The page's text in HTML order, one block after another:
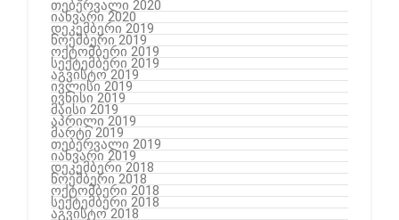
თებერვალი 2020
იანვარი 2020
დეკემბერი 2019
ნოემბერი 2019
ოქტომბერი 2019
სექტემბერი 2019
აგვისტო 2019
ივლისი 2019
ივნისი 2019
მაისი 2019
აპრილი 2019
მარტი 2019
თებერვალი 2019
იანვარი 2019
დეკემბერი 2018
ნოემბერი 2018
ოქტომბერი 2018
სექტემბერი 2018
აგვისტო 2018